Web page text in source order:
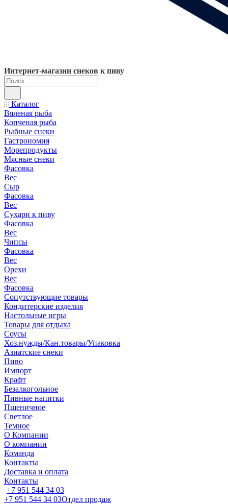
Интернет-магазин снеков к пиву
Каталог
Вяленая рыба
Копченая рыба
Рыбные снеки
Гастрономия
Морепродукты
Мясные снеки
Фасовка
Вес
Сыр
Фасовка
Вес
Сухари к пиву
Фасовка
Вес
Чипсы
Фасовка
Вес
Орехи
Вес
Фасовка
Сопутствующие товары
Кондитерские изделия
Настольные игры
Товары для отдыха
Соусы
Хоз.нужды/Кан.товары/Упаковка
Азиатские снеки
Пиво
Импорт
Крафт
Безалкогольное
Пивные напитки
Пшеничное
Светлое
Темное
О Компании
О компании
Команда
Контакты
Доставка и оплата
Контакты
+7 951 544 34 03
+7 951 544 34 03Отдел продаж